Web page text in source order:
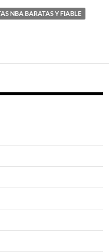
NBA BARATAS Y FIABLE